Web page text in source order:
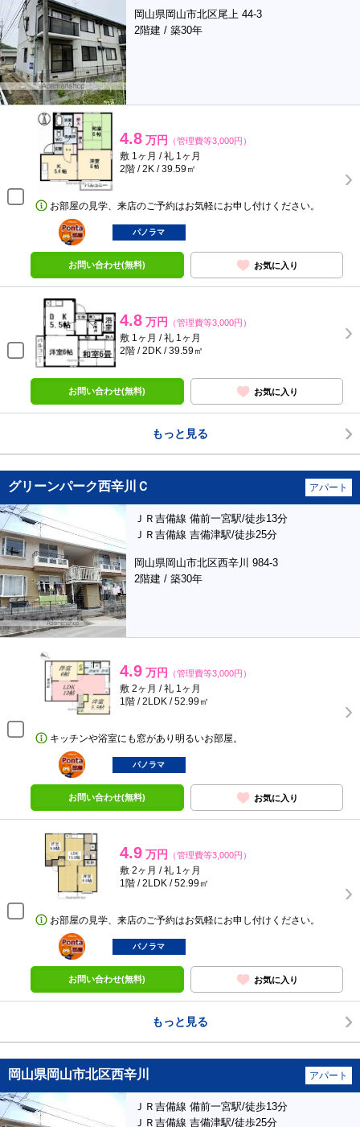
岡山県岡山市北区尾上 44-3
2階建 / 築30年
4.8 万円 （管理費等3,000円）
敷 1ヶ月 / 礼 1ヶ月
2階 / 2K / 39.59㎡
お部屋の見学、来店のご予約はお気軽にお申し付けください。
ポンタ
部屋
パノラマ
お問い合わせ(無料) お気に入り
4.8 万円 （管理費等3,000円）
敷 1ヶ月 / 礼 1ヶ月
2階 / 2DK / 39.59㎡
お問い合わせ(無料) お気に入り
もっと見る
グリーンパーク西辛川Ｃ アパート
ＪＲ吉備線 備前一宮駅/徒歩13分
ＪＲ吉備線 吉備津駅/徒歩25分
岡山県岡山市北区西辛川 984-3
2階建 / 築30年
4.9 万円 （管理費等3,000円）
敷 2ヶ月 / 礼 1ヶ月
1階 / 2LDK / 52.99㎡
キッチンや浴室にも窓があり明るいお部屋。
ポンタ
部屋
パノラマ
お問い合わせ(無料) お気に入り
4.9 万円 （管理費等3,000円）
敷 2ヶ月 / 礼 1ヶ月
1階 / 2LDK / 52.99㎡
お部屋の見学、来店のご予約はお気軽にお申し付けください。
ポンタ
部屋
パノラマ
お問い合わせ(無料) お気に入り
もっと見る
岡山県岡山市北区西辛川 アパート
ＪＲ吉備線 備前一宮駅/徒歩13分
ＪＲ吉備線 吉備津駅/徒歩25分